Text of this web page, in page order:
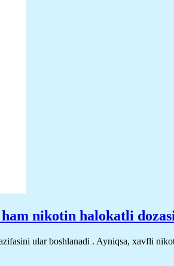
nikotin halokatli
ular boshlanadi . Ayniqsa, xavfli